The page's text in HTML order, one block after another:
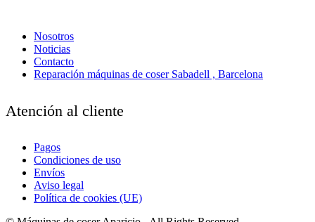
Nosotros
Noticias
Contacto
Reparación máquinas de coser Sabadell , Barcelona
Atención al cliente
Pagos
Condiciones de uso
Envíos
Aviso legal
Política de cookies (UE)